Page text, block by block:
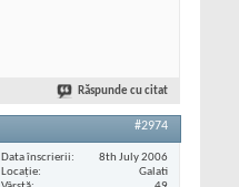
Răspunde cu citat
#2974
Data înscrierii
8th July 2006
Locaţie
Galati